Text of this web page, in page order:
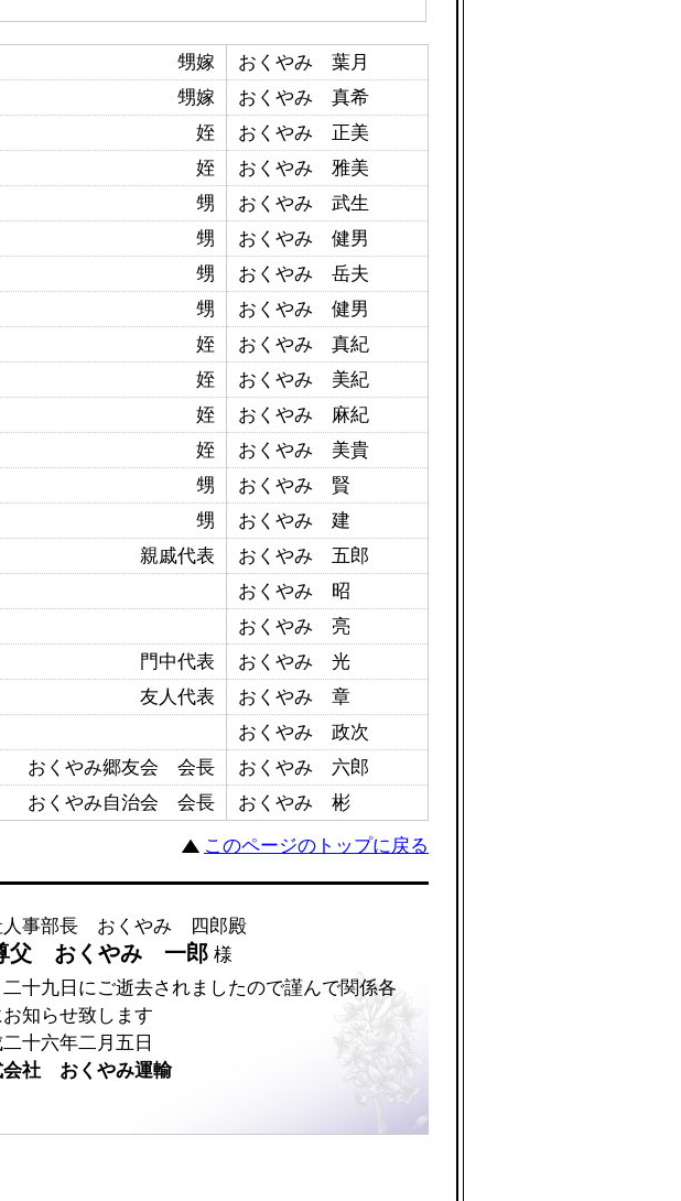
甥嫁
おくやみ 葉月
甥嫁
おくやみ 真希
姪
おくやみ 正美
姪
おくやみ 雅美
甥
おくやみ 武生
甥
おくやみ 健男
甥
おくやみ 岳夫
甥
おくやみ 健男
姪
おくやみ 真紀
姪
おくやみ 美紀
姪
おくやみ 麻紀
姪
おくやみ 美貴
甥
おくやみ 賢
甥
おくやみ 建
親戚代表
おくやみ 五郎
おくやみ 昭
おくやみ 亮
門中代表
おくやみ 光
友人代表
おくやみ 章
おくやみ 政次
おくやみ郷友会 会長
おくやみ 六郎
おくやみ自治会 会長
おくやみ 彬
このページのトップに戻る
人事部長 おくやみ 四郎殿
父 おくやみ 一郎 様
十九日にご逝去されましたので謹んで関係各
知らせ致します
十六年二月五日
会社 おくやみ運輸